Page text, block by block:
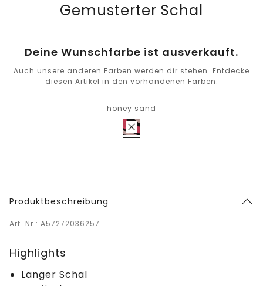
Gemusterter Schal
Deine Wunschfarbe ist ausverkauft.
Auch unsere anderen Farben werden dir stehen. Entdecke
diesen Artikel in den vorhandenen Farben.
honey sand
Produktbeschreibung
Art. Nr.: A57272036257
Highlights
Langer Schal